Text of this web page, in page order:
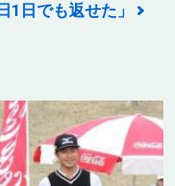
日でも返せた」